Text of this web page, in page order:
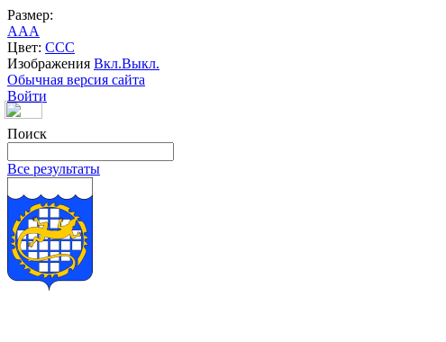
Размер:
AAA
Цвет: CCC
Изображения Вкл.Выкл.
Обычная версия сайта
Войти
Поиск
Все результаты